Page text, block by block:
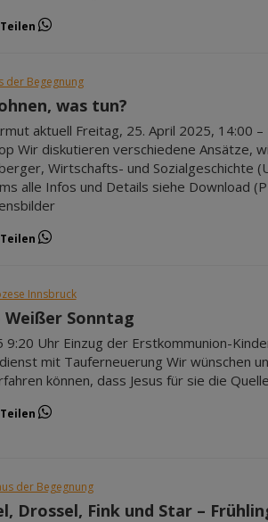
Teilen
der Begegnung
was tun?
aktuell Freitag, 25. April 2025, 14:00
Wir diskutieren verschiedene Ansätze,
Wirtschafts- und Sozialgeschichte
alle Infos und Details siehe Download
Teilen
Innsbruck
Sonntag
9:20 Uhr Einzug der Erstkommunion-
mit Tauferneuerung Wir wünschen
können, dass Jesus für sie die
Teilen
der Begegnung
Drossel, Fink und Star –